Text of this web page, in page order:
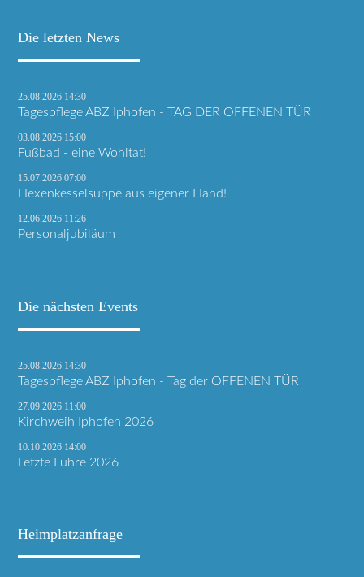
Die letzten News
25.08.2026 14:30
Tagespflege ABZ Iphofen - TAG DER OFFENEN TÜR
03.08.2026 15:00
Fußbad - eine Wohltat!
15.07.2026 07:00
Hexenkesselsuppe aus eigener Hand!
12.06.2026 11:26
Personaljubiläum
Die nächsten Events
25.08.2026 14:30
Tagespflege ABZ Iphofen - Tag der OFFENEN TÜR
27.09.2026 11:00
Kirchweih Iphofen 2026
10.10.2026 14:00
Letzte Fuhre 2026
Heimplatzanfrage